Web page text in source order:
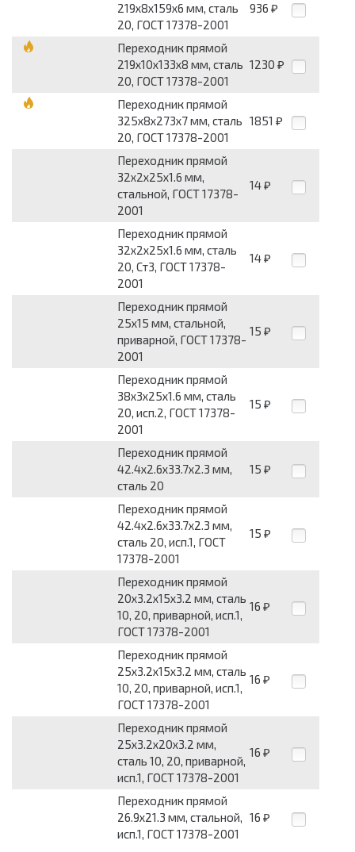
219х8x159х6 мм, сталь
20, ГОСТ 17378-2001
936 ₽
Переходник прямой
219х10x133х8 мм, сталь
20, ГОСТ 17378-2001
1230 ₽
Переходник прямой
325х8x273х7 мм, сталь
20, ГОСТ 17378-2001
1851 ₽
Переходник прямой
32х2x25х1.6 мм,
стальной, ГОСТ 17378-
2001
14 ₽
Переходник прямой
32х2x25х1.6 мм, сталь
20, Ст3, ГОСТ 17378-
2001
14 ₽
Переходник прямой
25x15 мм, стальной,
приварной, ГОСТ 17378-
2001
15 ₽
Переходник прямой
38х3x25х1.6 мм, сталь
20, исп.2, ГОСТ 17378-
2001
15 ₽
Переходник прямой
42.4х2.6x33.7х2.3 мм,
сталь 20
15 ₽
Переходник прямой
42.4х2.6x33.7х2.3 мм,
сталь 20, исп.1, ГОСТ
17378-2001
15 ₽
Переходник прямой
20х3.2x15х3.2 мм, сталь
10, 20, приварной, исп.1,
ГОСТ 17378-2001
16 ₽
Переходник прямой
25х3.2x15х3.2 мм, сталь
10, 20, приварной, исп.1,
ГОСТ 17378-2001
16 ₽
Переходник прямой
25х3.2x20х3.2 мм,
сталь 10, 20, приварной,
исп.1, ГОСТ 17378-2001
16 ₽
Переходник прямой
26.9x21.3 мм, стальной,
исп.1, ГОСТ 17378-2001
16 ₽